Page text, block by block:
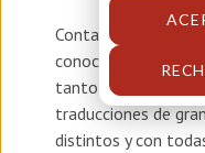
Contamos con las
conocimientos
tanto en
traducciones de
distintos y con